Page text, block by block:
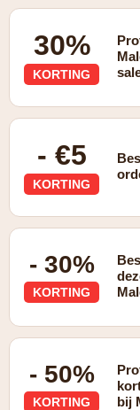
30%
KORTING
- €5
KORTING
- 30%
KORTING
- 50%
KORTING
bij